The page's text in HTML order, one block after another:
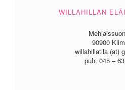
WILLAHILLAN
90900
willahillatila (at)
puh. 045 –